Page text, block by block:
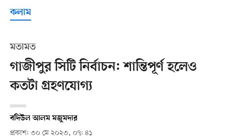
কলাম
মতামত
গাজীপুর সিটি নির্বাচন: শান্তিপূর্ণ হলেও
কতটা গ্রহণযোগ্য
বদিউল আলম মজুমদার
প্রকাশ: ৩০ মে ২০২৩, ০৭: ৪১